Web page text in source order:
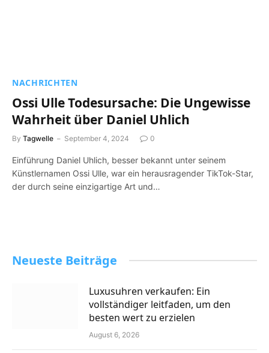
NACHRICHTEN
Ossi Ulle Todesursache: Die Ungewisse
Wahrheit über Daniel Uhlich
By Tagwelle September 4, 2024 0
Einführung Daniel Uhlich, besser bekannt unter seinem
Künstlernamen Ossi Ulle, war ein herausragender TikTok-Star,
der durch seine einzigartige Art und…
Neueste Beiträge
Luxusuhren verkaufen: Ein
vollständiger leitfaden, um den
besten wert zu erzielen
August 6, 2026